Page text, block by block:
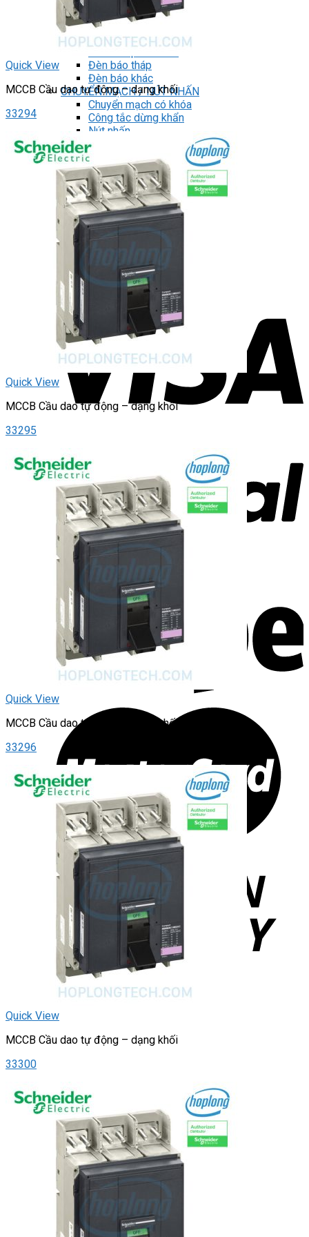
DRIVER / MOTOR STEP
ĐÈN BÁO
Đèn báo quay
Đèn báo tháp
Đèn báo khác
CHUYỂN MẠCH / NÚT NHẤN
Chuyển mạch có khóa
Công tắc dừng khẩn
Nút nhấn
Phích cắm / Ổ cắm / Công tắc
Can nhiệt
Giỏ hàng
Chưa có sản phẩm trong giỏ hàng.
Quick View
MCCB Cầu dao tự động – dạng khối
33294
Quick View
MCCB Cầu dao tự động – dạng khối
33295
Quick View
MCCB Cầu dao tự động – dạng khối
33296
Quick View
MCCB Cầu dao tự động – dạng khối
33300